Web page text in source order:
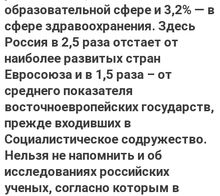
образовательной сфере и 3,2% — в
сфере здравоохранения. Здесь
Россия в 2,5 раза отстает от
наиболее развитых стран
Евросоюза и в 1,5 раза – от
среднего показателя
восточноевропейских государств,
прежде входивших в
Социалистическое содружество.
Нельзя не напомнить и об
исследованиях российских
ученых, согласно которым в